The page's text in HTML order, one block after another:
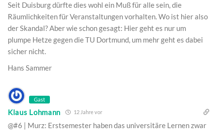
Seit Duisburg dürfte dies wohl ein Muß für alle sein, die
Räumlichkeiten für Veranstaltungen vorhalten. Wo ist hier also
der Skandal? Aber wie schon gesagt: Hier geht es nur um
plumpe Hetze gegen die TU Dortmund, um mehr geht es dabei
sicher nicht.
Hans Sammer
Gast
Klaus Lohmann 12 Jahre vor
@#6 | Murz: Erstsemester haben das universitäre Lernen zwar